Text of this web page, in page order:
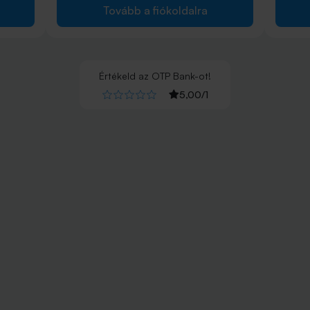
Tovább a fiókoldalra
Értékeld az OTP Bank-ot!
5,00/1